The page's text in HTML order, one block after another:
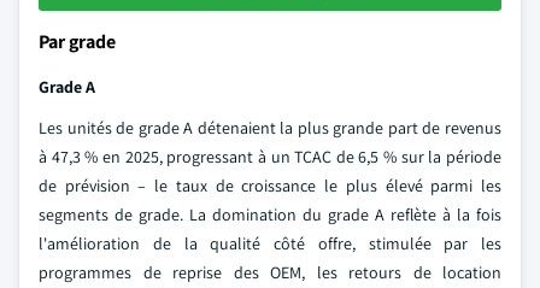
Par grade
Grade A
Les unités de grade A détenaient la plus grande part de revenus
à 47,3 % en 2025, progressant à un TCAC de 6,5 % sur la période
de prévision – le taux de croissance le plus élevé parmi les
segments de grade. La domination du grade A reflète à la fois
l'amélioration de la qualité côté offre, stimulée par les
programmes de reprise des OEM, les retours de location